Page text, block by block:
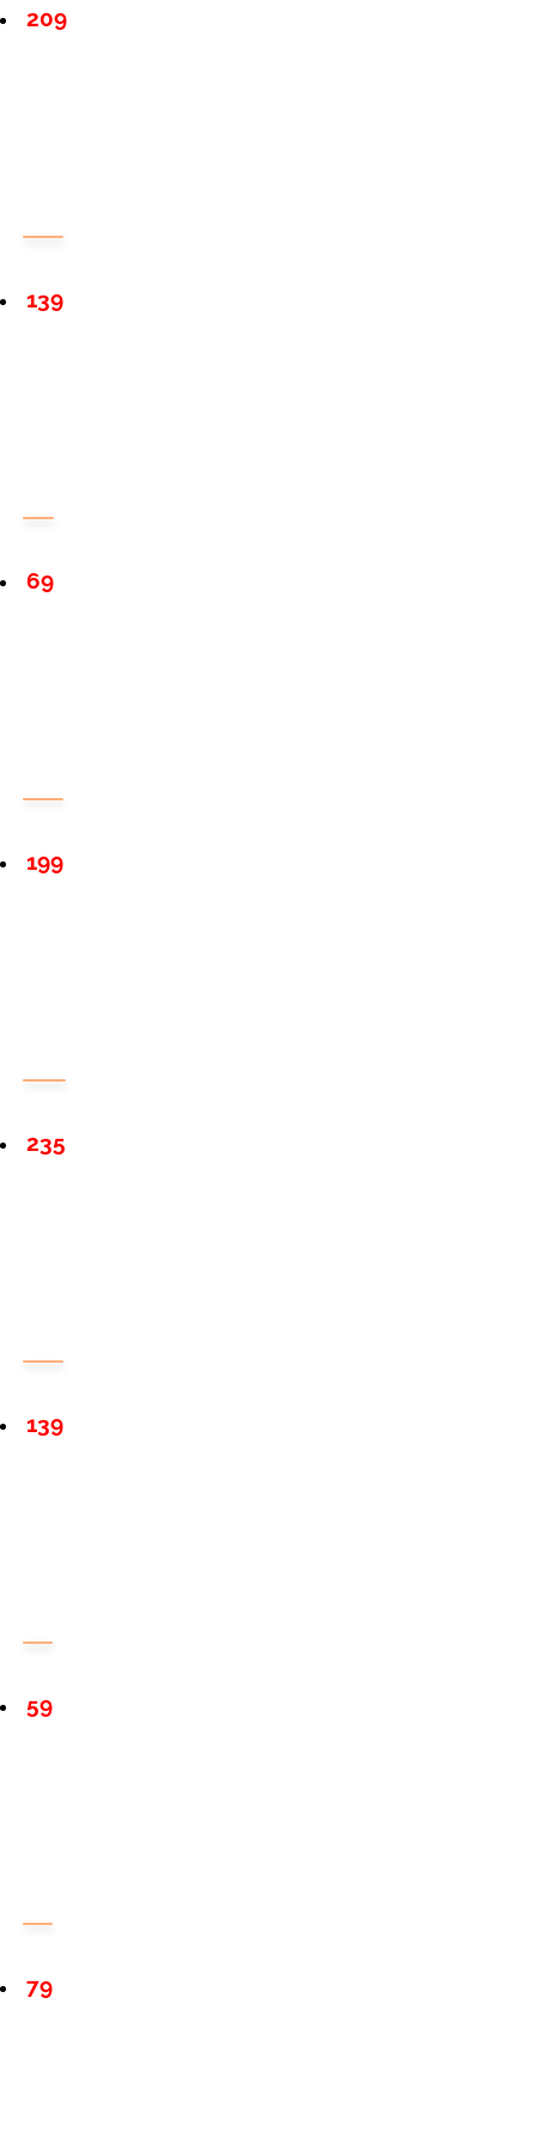
209
139
69
199
235
139
59
79